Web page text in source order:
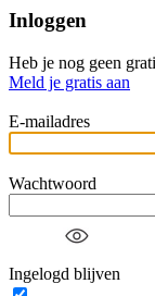
Inloggen
Heb je nog geen
Meld je gratis aan
E-mailadres
Wachtwoord
Ingelogd blijven